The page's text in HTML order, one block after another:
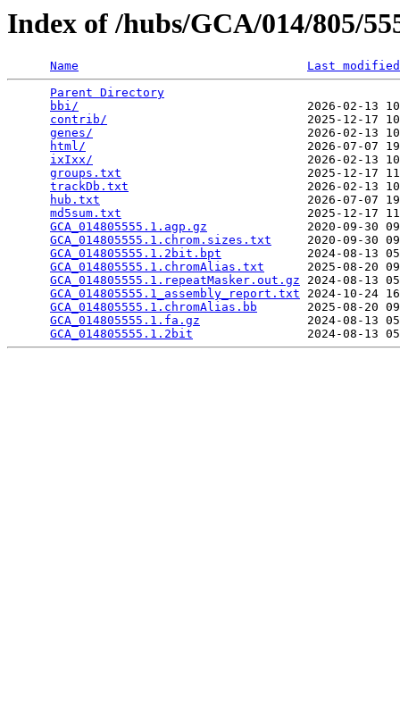
Index of /hubs/GCA/014/805/
Name
Last modified
Parent Directory
bbi/
2026-02-13
contrib/
2025-12-17
genes/
2026-02-13
html/
2026-07-07
ixIxx/
2026-02-13
groups.txt
2025-12-17
trackDb.txt
2026-02-13
hub.txt
2026-07-07
md5sum.txt
2025-12-17
GCA_014805555.1.agp.gz
2020-09-30
GCA_014805555.1.chrom.sizes.txt
2020-09-30
GCA_014805555.1.2bit.bpt
2024-08-13
GCA_014805555.1.chromAlias.txt
2025-08-20
GCA_014805555.1.repeatMasker.out.gz 2024-08-13
GCA_014805555.1_assembly_report.txt 2024-10-24
GCA_014805555.1.chromAlias.bb
2025-08-20
GCA_014805555.1.fa.gz
2024-08-13
GCA_014805555.1.2bit